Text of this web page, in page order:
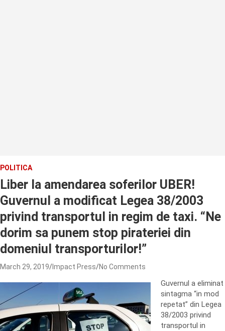
POLITICA
Liber la amendarea soferilor UBER!
Guvernul a modificat Legea 38/2003
privind transportul in regim de taxi. “Ne
dorim sa punem stop pirateriei din
domeniul transporturilor!”
March 29, 2019 Impact Press No Comments
Guvernul a eliminat
sintagma “in mod
repetat” din Legea
38/2003 privind
transportul in